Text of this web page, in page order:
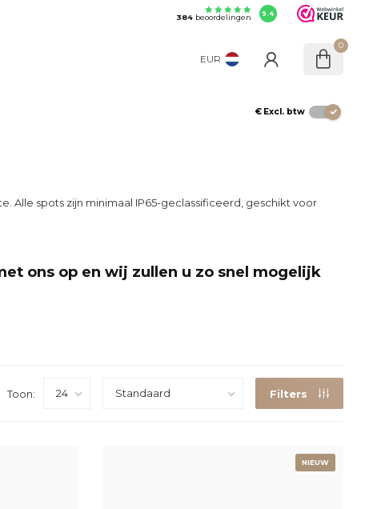
384beoordelingen 9.4
EUR
0
€ Excl. btw
Alle spots zijn minimaal IP65-geclassificeerd, geschikt voor
ons op en wij zullen u zo snel mogelijk
Toon: Filters
NIEUW